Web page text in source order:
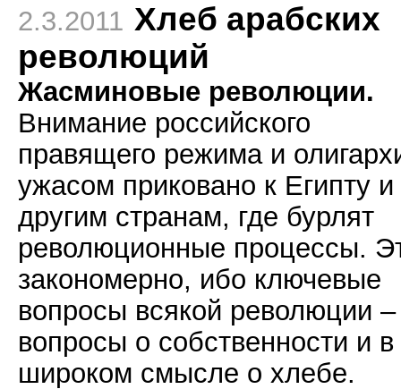
2.3.2011 Хлеб арабских
революций
Жасминовые революции.
Внимание российского
правящего режима и
ужасом приковано к Египту и
другим странам, где бурлят
революционные процессы.
закономерно, ибо ключевые
вопросы всякой революции –
вопросы о собственности и в
широком смысле о хлебе.